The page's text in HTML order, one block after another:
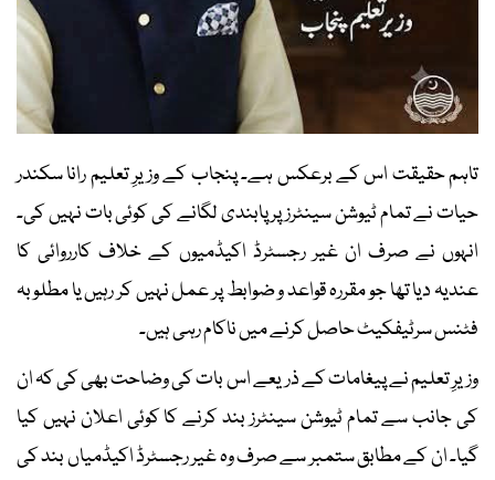
تاہم حقیقت اس کے برعکس ہے۔ پنجاب کے وزیرِ تعلیم رانا سکندر
حیات نے تمام ٹیوشن سینٹرز پر پابندی لگانے کی کوئی بات نہیں کی۔
انہوں نے صرف ان غیر رجسٹرڈ اکیڈمیوں کے خلاف کارروائی کا
عندیہ دیا تھا جو مقررہ قواعد و ضوابط پر عمل نہیں کر رہیں یا مطلوبہ
فٹنس سرٹیفکیٹ حاصل کرنے میں ناکام رہی ہیں۔
وزیرِ تعلیم نے پیغامات کے ذریعے اس بات کی وضاحت بھی کی کہ ان
کی جانب سے تمام ٹیوشن سینٹرز بند کرنے کا کوئی اعلان نہیں کیا
گیا۔ ان کے مطابق ستمبر سے صرف وہ غیر رجسٹرڈ اکیڈمیاں بند کی